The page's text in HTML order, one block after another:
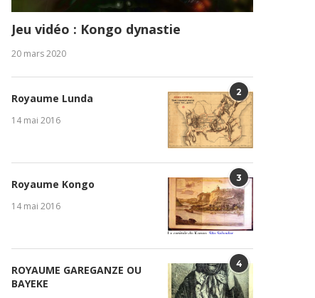
GENOCOST : la diaspora
congolaise refuse l’oubli et...
1 août 2026
Table de Yaya : Entre
responsabilités précoces
Jeu vidéo : Kongo dynastie
20 mars 2020
2
Royaume Lunda
14 mai 2016
3
Royaume Kongo
14 mai 2016
4
ROYAUME GAREGANZE OU
BAYEKE